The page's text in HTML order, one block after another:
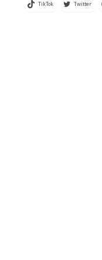
TikTok Twitter